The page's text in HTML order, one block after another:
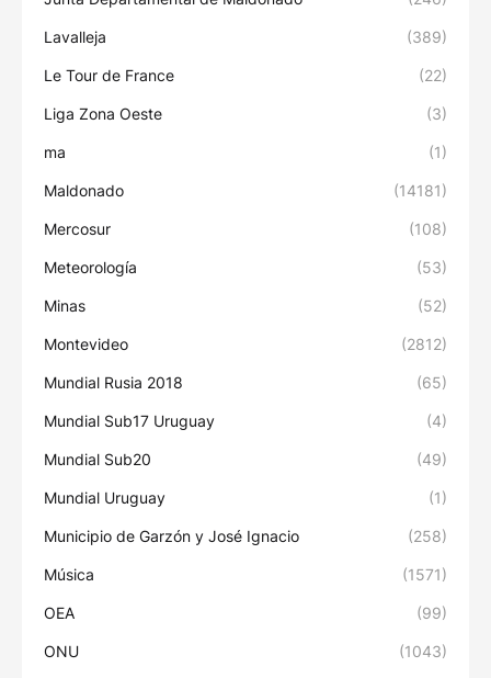
Lavalleja (389)
Le Tour de France (22)
Liga Zona Oeste (3)
ma (1)
Maldonado (14181)
Mercosur (108)
Meteorología (53)
Minas (52)
Montevideo (2812)
Mundial Rusia 2018 (65)
Mundial Sub17 Uruguay (4)
Mundial Sub20 (49)
Mundial Uruguay (1)
Municipio de Garzón y José Ignacio (258)
Música (1571)
OEA (99)
ONU (1043)